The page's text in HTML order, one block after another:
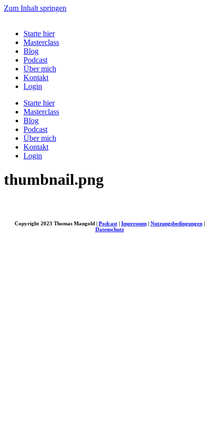
Zum Inhalt springen
Starte hier
Masterclass
Blog
Podcast
Über mich
Kontakt
Login
Starte hier
Masterclass
Blog
Podcast
Über mich
Kontakt
Login
thumbnail.png
Copyright 2023 Thomas Mangold | Podcast| Impressum| Nutzungsbedingungen|
Datenschutz